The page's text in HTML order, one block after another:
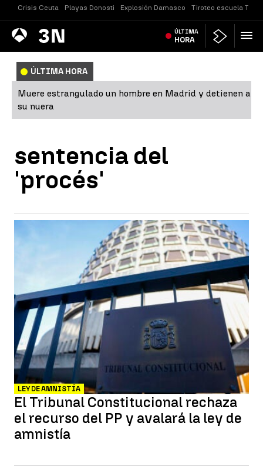
Crisis Ceuta Playas Donosti Explosión Damasco Tiroteo escuela
Antena
3 Noticias ÚLTIMA
HORA
ÚLTIMA HORA
Muere estrangulado un hombre en Madrid y detienen a
su nuera
sentencia del
'procés'
LEY DE AMNISTÍA
El Tribunal Constitucional rechaza
el recurso del PP y avalará la ley de
amnistía